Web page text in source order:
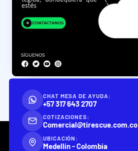
CHAT MESA DE AYUDA:
+57 317 643 2707
COTIZACIONES:
Comercial@tirescue.com.co
UBICACIÓN:
Medellín - Colombia